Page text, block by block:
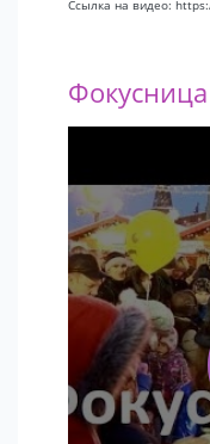
Ссылка на видео: